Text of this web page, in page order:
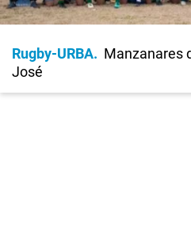
Rugby-URBA
Manzanares
José